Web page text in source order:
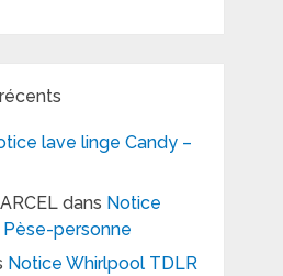
lave linge Candy –
dans Notice
Pèse-personne
Notice Whirlpool TDLR